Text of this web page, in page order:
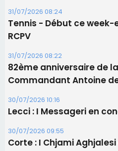
31/07/2026 08:24
Tennis - Début ce
RCPV
31/07/2026 08:22
82ème anniversaire de
Commandant Antoine
30/07/2026 10:16
Lecci : I Messageri en
30/07/2026 09:55
Corte : I Chjami